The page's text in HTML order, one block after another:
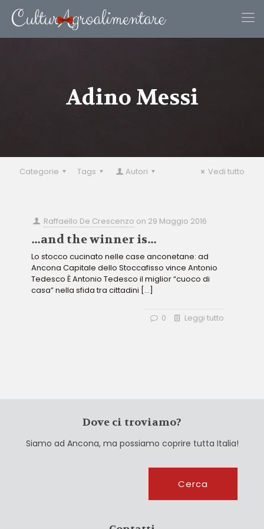
Adino Messi
Categorie Tags Autori Vedi tutto
Raffaello De Crescenzo on 29 Maggio 2016
…and the winner is…
Lo stocco cucinato nelle case anconetane: ad
Ancona Capitale dello Stoccafisso vince Antonio
Tedesco È Antonio Tedesco il miglior “cuoco di
casa” nella sfida tra cittadini […]
0 Leggi tutto
Dove ci troviamo?
Siamo ad Ancona, ma possiamo coprire tutta Italia!
Cerca